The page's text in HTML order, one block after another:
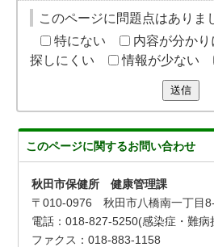
このページに問題点はありま
特にない
内容が分かり
探しにくい
情報が少ない
送信
このページに関するお問い合わせ
秋田市保健所 健康管理課
〒010-0976 秋田市八橋南一丁目
電話：018-827-5250(感染症・難病
ファクス：018-883-1158